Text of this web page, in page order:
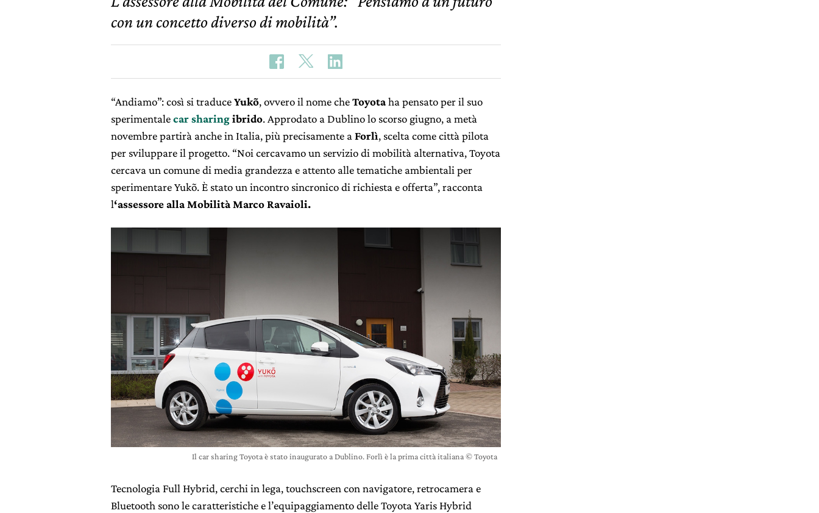
con un concetto diverso di mobilità”.
“Andiamo”: così si traduceYukõ, ovvero il nome cheToyotaha pensato per il suo
sperimentalecar sharingibrido. Approdato a Dublino lo scorso giugno, a metà
novembre partirà anche in Italia, più precisamente a Forlì, scelta come città pilota
per sviluppare il progetto. “Noi cercavamo un servizio di mobilità alternativa, Toyota
cercava un comune di media grandezza e attento alle tematiche ambientali per
sperimentare Yukõ. È stato un incontro sincronico di richiesta e offerta”, racconta
l‘assessore alla Mobilità Marco Ravaioli.
Il car sharing Toyota è stato inaugurato a Dublino. Forlì è la prima città italiana © Toyota
Tecnologia Full Hybrid, cerchi in lega, touchscreen con navigatore, retrocamera e
Bluetooth sono le caratteristiche e l’equipaggiamento delle Toyota Yaris Hybrid